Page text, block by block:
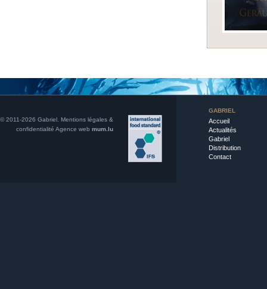
© 2011-2026 Gabriel. Mentions légales &
confidentialité Agence web mum.lu
GABRIEL
Accueil
Actualités
Gabriel
Distribution
Contact